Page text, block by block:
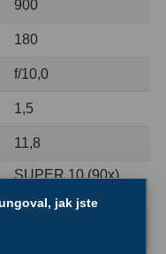
900
180
f/10,0
1,5
11,8
SUPER 10 (90x),
SUPER 25 (36x)
jak jste